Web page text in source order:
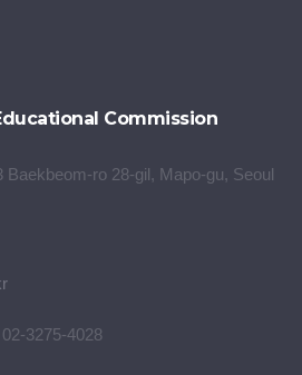
Commission
Baekbeom-ro 28-gil, Mapo-gu, Seoul
3275-4028